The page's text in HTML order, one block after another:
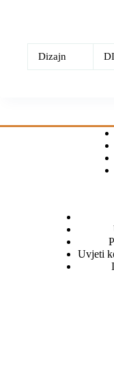
Dizajn
Uvjeti